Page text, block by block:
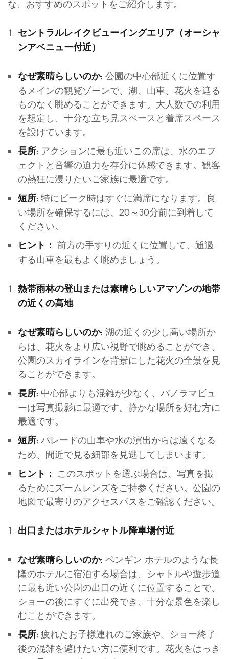
な、おすすめのスポットをご紹介します。
セントラルレイクビューイングエリア（オーシャ
ンアベニュー付近）
なぜ素晴らしいのか: 公園の中心部近くに位置す
るメインの観覧ゾーンで、湖、山車、花火を遮る
ものなく眺めることができます。大人数での利用
を想定し、十分な立ち見スペースと着席スペース
を設けています。
長所: アクションに最も近いこの席は、水のエフ
ェクトと音響の迫力を存分に体感できます。観客
の熱狂に浸りたいご家族に最適です。
短所: 特にピーク時はすぐに満席になります。良
い場所を確保するには、20～30分前に到着して
ください。
ヒント： 前方の手すりの近くに位置して、通過
する山車を最もよく眺めましょう。
熱帯雨林の登山または素晴らしいアマゾンの地帯
の近くの高地
なぜ素晴らしいのか: 湖の近くの少し高い場所か
らは、花火をより広い視野で眺めることができ、
公園のスカイラインを背景にした花火の全景を見
ることができます。
長所: 中心部よりも混雑が少なく、パノラマビュ
ーは写真撮影に最適です。静かな場所を好む方に
最適です。
短所: パレードの山車や水の演出からは遠くなる
ため、間近で見る細部を見逃してしまいます。
ヒント：
このスポットを選ぶ場合は、写真を撮
るためにズームレンズをご持参ください。公園の
地図で最寄りのアクセスパスをご確認ください。
出口またはホテルシャトル降車場付近
なぜ素晴らしいのか: ペンギン ホテルのような長
隆のホテルに宿泊する場合は、シャトルや遊歩道
に最も近い公園の出口の近くに位置することで、
ショーの後にすぐに出発でき、十分な景色を楽し
むことができます。
長所: 疲れたお子様連れのご家族や、ショー終了
後の混雑を避けたい方に便利です。花火をはっき